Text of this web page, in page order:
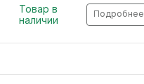
Товар в
наличии
Подробнее